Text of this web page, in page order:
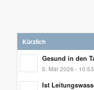
Kürzlich
Gesund in den
5. Mai 2026 - 10:53
Ist